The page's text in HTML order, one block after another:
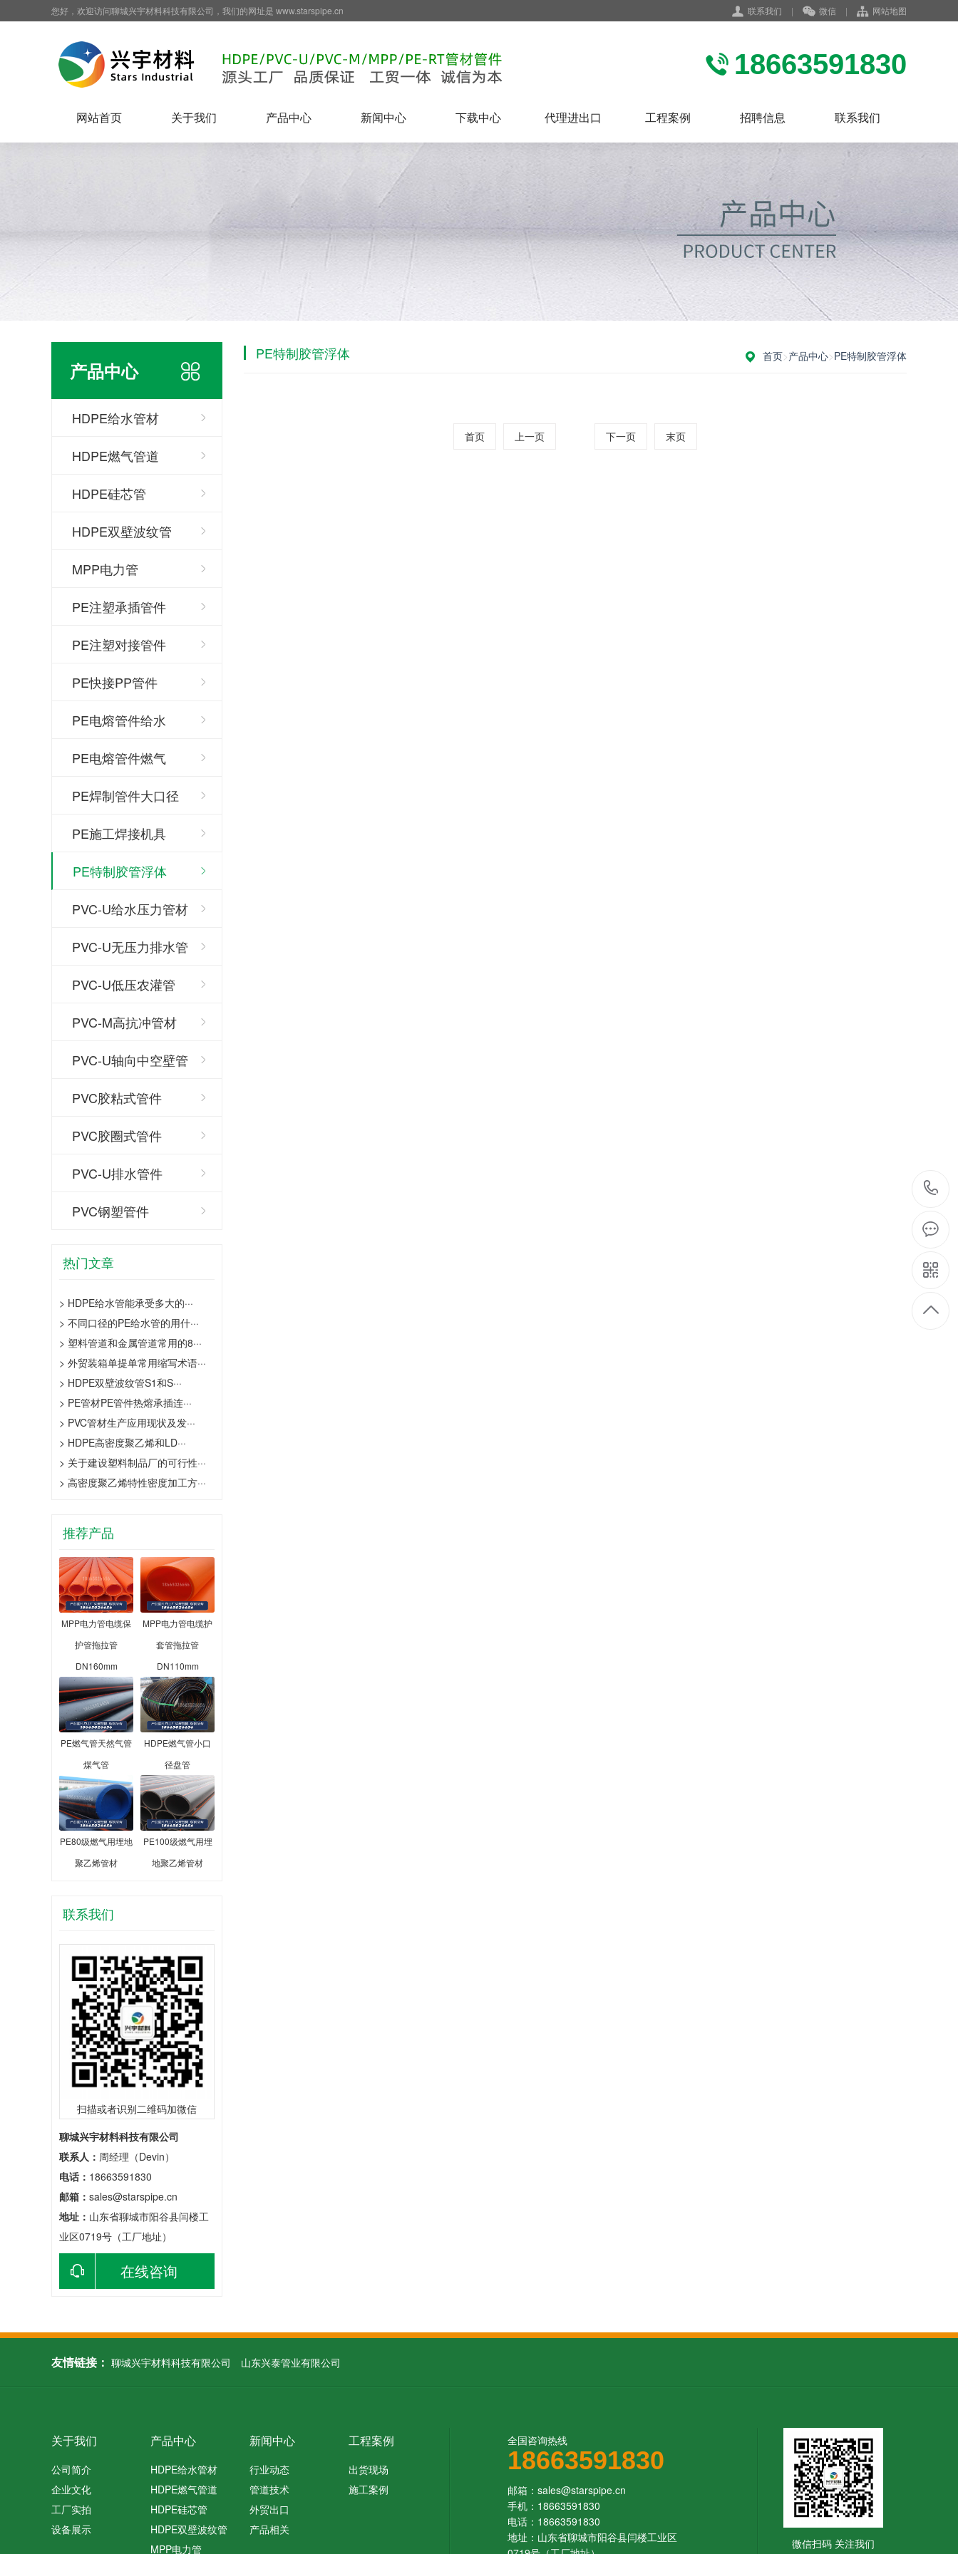
联系我们 | 微信 | 网站地图
您好，欢迎访问聊城兴宇材料科技有限公司，我们的网址是 www.starspipe.cn
18663591830
网站首页 关于我们 产品中心 新闻中心 下载中心 代理进出口 工程案例 招聘信息 联系我们
产品中心
HDPE给水管材
HDPE燃气管道
HDPE硅芯管
HDPE双壁波纹管
MPP电力管
PE注塑承插管件
PE注塑对接管件
PE快接PP管件
PE电熔管件给水
PE电熔管件燃气
PE焊制管件大口径
PE施工焊接机具
PE特制胶管浮体
PVC-U给水压力管材
PVC-U无压力排水管
PVC-U低压农灌管
PVC-M高抗冲管材
PVC-U轴向中空壁管
PVC胶粘式管件
PVC胶圈式管件
PVC-U排水管件
PVC钢塑管件
热门文章
> HDPE给水管能承受多大的···
> 不同口径的PE给水管的用什···
> 塑料管道和金属管道常用的8···
> 外贸装箱单提单常用缩写术语···
> HDPE双壁波纹管S1和S···
> PE管材PE管件热熔承插连···
> PVC管材生产应用现状及发···
> HDPE高密度聚乙烯和LD···
> 关于建设塑料制品厂的可行性···
> 高密度聚乙烯特性密度加工方···
推荐产品
MPP电力管电缆保
护管拖拉管
DN160mm
MPP电力管电缆护
套管拖拉管
DN110mm
PE燃气管天然气管
煤气管
HDPE燃气管小口
径盘管
PE80级燃气用埋地
聚乙烯管材
PE100级燃气用埋
地聚乙烯管材
联系我们
扫描或者识别二维码加微信
聊城兴宇材料科技有限公司
联系人： 周经理（Devin）
电话： 18663591830
邮箱： sales@starspipe.cn
地址： 山东省聊城市阳谷县闫楼工
业区0719号（工厂地址）
在线咨询
首页>产品中心>PE特制胶管浮体
PE特制胶管浮体
首页 上一页 下一页 末页
友情链接： 聊城兴宇材料科技有限公司 山东兴泰管业有限公司
关于我们
公司简介
企业文化
工厂实拍
设备展示
产品中心
HDPE给水管材
HDPE燃气管道
HDPE硅芯管
HDPE双壁波纹管
MPP电力管
新闻中心
行业动态
管道技术
外贸出口
产品相关
工程案例
出货现场
施工案例
全国咨询热线
18663591830
邮箱： sales@starspipe.cn
手机：18663591830
电话：18663591830
地址：山东省聊城市阳谷县闫楼工业区
微信扫码 关注我们